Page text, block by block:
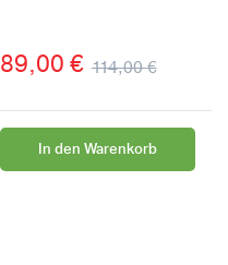
114,00€
89,00 €
In den Warenkorb